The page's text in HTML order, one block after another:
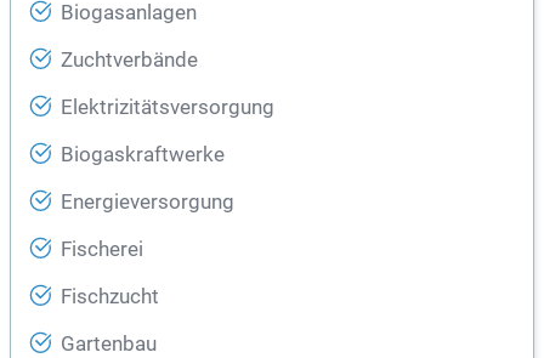
Biogasanlagen
Zuchtverbände
Elektrizitätsversorgung
Biogaskraftwerke
Energieversorgung
Fischerei
Fischzucht
Gartenbau